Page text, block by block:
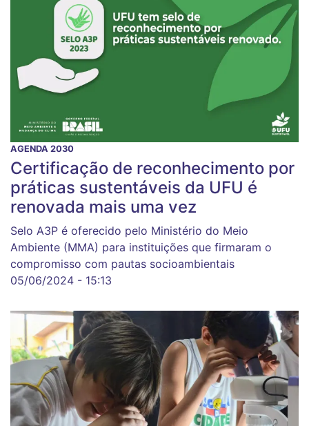
AGENDA 2030
Certificação de reconhecimento por
práticas sustentáveis da UFU é
renovada mais uma vez
Selo A3P é oferecido pelo Ministério do Meio
Ambiente (MMA) para instituições que firmaram o
compromisso com pautas socioambientais
05/06/2024 - 15:13